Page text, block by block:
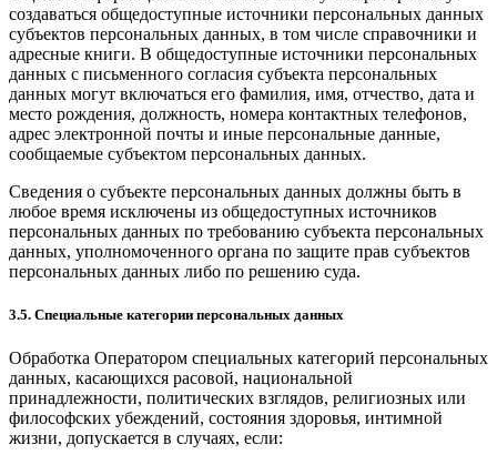
создаваться общедоступные источники персональных данных
субъектов персональных данных, в том числе справочники и
адресные книги. В общедоступные источники персональных
данных с письменного согласия субъекта персональных
данных могут включаться его фамилия, имя, отчество, дата и
место рождения, должность, номера контактных телефонов,
адрес электронной почты и иные персональные данные,
сообщаемые субъектом персональных данных.
Сведения о субъекте персональных данных должны быть в
любое время исключены из общедоступных источников
персональных данных по требованию субъекта персональных
данных, уполномоченного органа по защите прав субъектов
персональных данных либо по решению суда.
3.5. Специальные категории персональных данных
Обработка Оператором специальных категорий персональных
данных, касающихся расовой, национальной
принадлежности, политических взглядов, религиозных или
философских убеждений, состояния здоровья, интимной
жизни, допускается в случаях, если: